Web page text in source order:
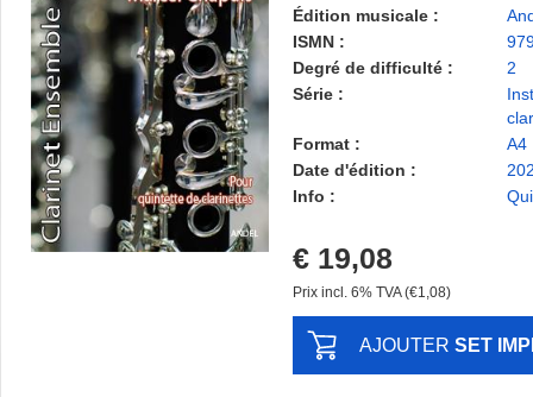
Édition musicale :
ISMN :
Degré de difficulté :
2
Série :
Format :
A4
Date d'édition :
Info :
€ 19,08
Prix ​​incl. 6% TVA (€1,08)
AJOUTER SET